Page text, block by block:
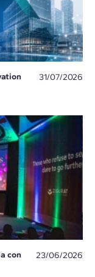
31/07/2026
con
23/06/2026